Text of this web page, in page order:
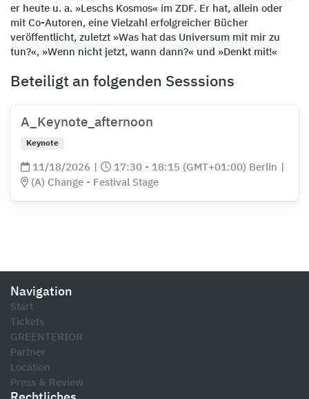
er heute u. a. »Leschs Kosmos« im ZDF. Er hat, allein oder
mit Co-Autoren, eine Vielzahl erfolgreicher Bücher
veröffentlicht, zuletzt »Was hat das Universum mit mir zu
tun?«, »Wenn nicht jetzt, wann dann?« und »Denkt mit!«
Beteiligt an folgenden Sesssions
A_Keynote_afternoon
Keynote
11/18/2026 17:30 - 18:15 (GMT+01:00) Berlin
(A) Change - Festival Stage
Navigation
Start
Tickets
GREENTERIOR
Partner
Location
Press & Review